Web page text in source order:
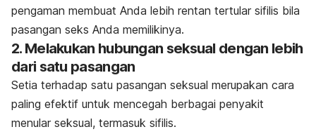
pengaman membuat Anda lebih rentan tertular sifilis bila
pasangan seks Anda memilikinya.
2. Melakukan hubungan seksual dengan lebih
dari satu pasangan
Setia terhadap satu pasangan seksual merupakan cara
paling efektif untuk mencegah berbagai penyakit
menular seksual, termasuk sifilis.